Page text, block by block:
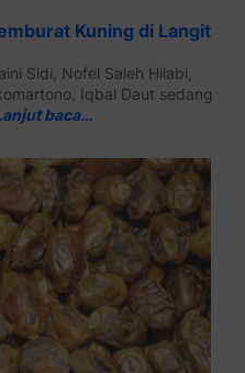
Kuning di Langit
Sidi, Nofel Saleh Hilabi,
Iqbal Daut sedang
baca…